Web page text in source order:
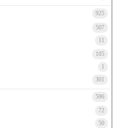
925
507
11
105
1
301
596
72
50